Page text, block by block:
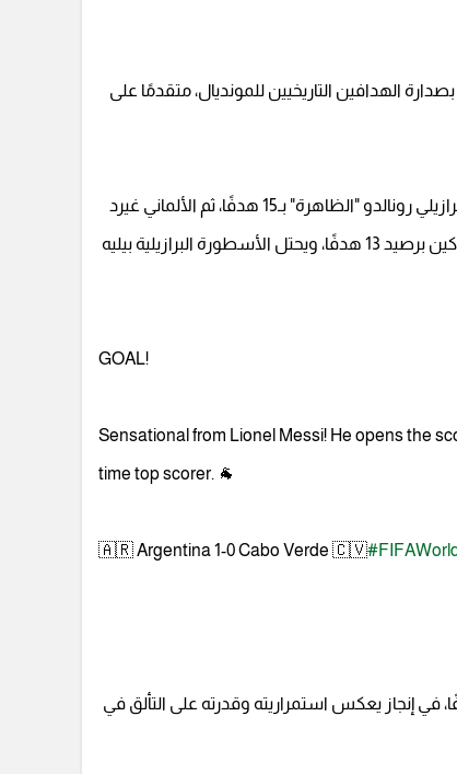
لينفرد بصدارة الهدافين التاريخيين للمونديال، متقدمًا على
ويأتي الألماني ميروسلاف كلوزه في المركز الثالث برصيد 16 هدفًا، يليه البرازيلي رونالدو "الظاهرة" بـ15 هدفًا، ثم الألماني غيرد
مولر بـ14 هدفًا، بينما يتساوى الفرنسي جوست فونتين والإنجليزي هاري كين برصيد 13 هدفًا، ويحتل الأسطورة البرازيلية بيليه
GOAL!
Sensational from Lionel Messi! He opens the
time top scorer. 🐐
🇦🇷 Argentina 1-0 Cabo Verde 🇨🇻
أول لاعب في تاريخ كأس العالم يصل إلى حاجز 20 هدفًا، في إنجاز يعكس استمراريته وقدرته على التألق في